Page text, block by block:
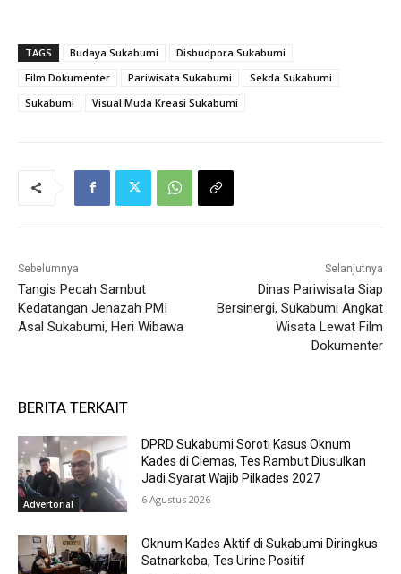
TAGS Budaya Sukabumi
Disbudpora Sukabumi
Film Dokumenter
Pariwisata Sukabumi
Sekda Sukabumi
Sukabumi
Visual Muda Kreasi Sukabumi
Sebelumnya
Tangis Pecah Sambut
Kedatangan Jenazah PMI
Asal Sukabumi, Heri Wibawa
Selanjutnya
Dinas Pariwisata Siap
Bersinergi, Sukabumi Angkat
Wisata Lewat Film
Dokumenter
BERITA TERKAIT
Advertorial
DPRD Sukabumi Soroti Kasus Oknum
Kades di Ciemas, Tes Rambut Diusulkan
Jadi Syarat Wajib Pilkades 2027
6 Agustus 2026
Oknum Kades Aktif di Sukabumi Diringkus
Satnarkoba, Tes Urine Positif